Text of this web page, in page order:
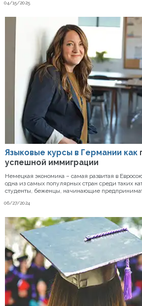
04/15/2025
Языковые курсы в Германии как
успешной иммиграции
06/27/2024
Немецкая экономика – самая развитая в
одна из самых популярных стран среди таких
студенты, беженцы, начинающие